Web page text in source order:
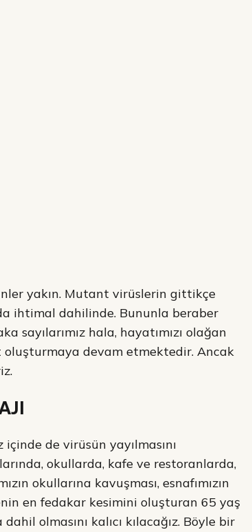
yakın. Mutant virüslerin gittikçe
da ihtimal dahilinde. Bununla beraber
sayılarımız hala, hayatımızı olağan
devam etmektedir. Ancak
de virüsün yayılmasını
okullarda, kafe ve restoranlarda,
okullarına kavuşması, esnafımızın
en fedakar kesimini oluşturan 65 yaş
olmasını kalıcı kılacağız. Böyle bir